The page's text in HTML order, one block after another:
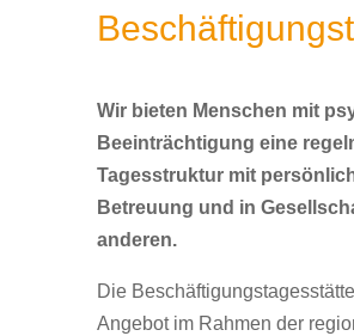
Wir bieten Menschen mit
Beeinträchtigung eine
Tagesstruktur mit
Betreuung und in
anderen.
Die
Angebot im Rahmen der